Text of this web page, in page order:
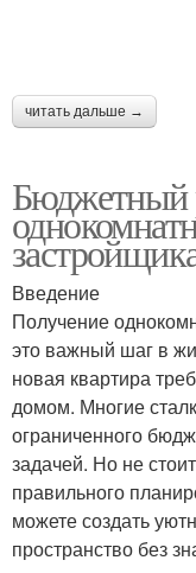
читать дальше →
Бюджетный
Введение
Получение
это важный шаг в
новая квартира
домом. Многие
ограниченного
задачей. Но не
правильного
можете создать
пространство без